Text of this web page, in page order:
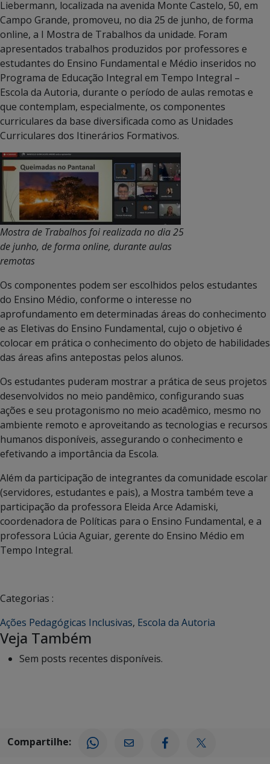
Liebermann, localizada na avenida Monte Castelo, 50, em
Campo Grande, promoveu, no dia 25 de junho, de forma
online, a I Mostra de Trabalhos da unidade. Foram
apresentados trabalhos produzidos por professores e
estudantes do Ensino Fundamental e Médio inseridos no
Programa de Educação Integral em Tempo Integral –
Escola da Autoria, durante o período de aulas remotas e
que contemplam, especialmente, os componentes
curriculares da base diversificada como as Unidades
Curriculares dos Itinerários Formativos.
Mostra de Trabalhos foi realizada no dia 25
de junho, de forma online, durante aulas
remotas
Os componentes podem ser escolhidos pelos estudantes
do Ensino Médio, conforme o interesse no
aprofundamento em determinadas áreas do conhecimento
e as Eletivas do Ensino Fundamental, cujo o objetivo é
colocar em prática o conhecimento do objeto de habilidades
das áreas afins antepostas pelos alunos.
Os estudantes puderam mostrar a prática de seus projetos
desenvolvidos no meio pandêmico, configurando suas
ações e seu protagonismo no meio acadêmico, mesmo no
ambiente remoto e aproveitando as tecnologias e recursos
humanos disponíveis, assegurando o conhecimento e
efetivando a importância da Escola.
Além da participação de integrantes da comunidade escolar
(servidores, estudantes e pais), a Mostra também teve a
participação da professora Eleida Arce Adamiski,
coordenadora de Políticas para o Ensino Fundamental, e a
professora Lúcia Aguiar, gerente do Ensino Médio em
Tempo Integral.
Categorias :
Ações Pedagógicas Inclusivas, Escola da Autoria
Veja Também
Sem posts recentes disponíveis.
Compartilhe: